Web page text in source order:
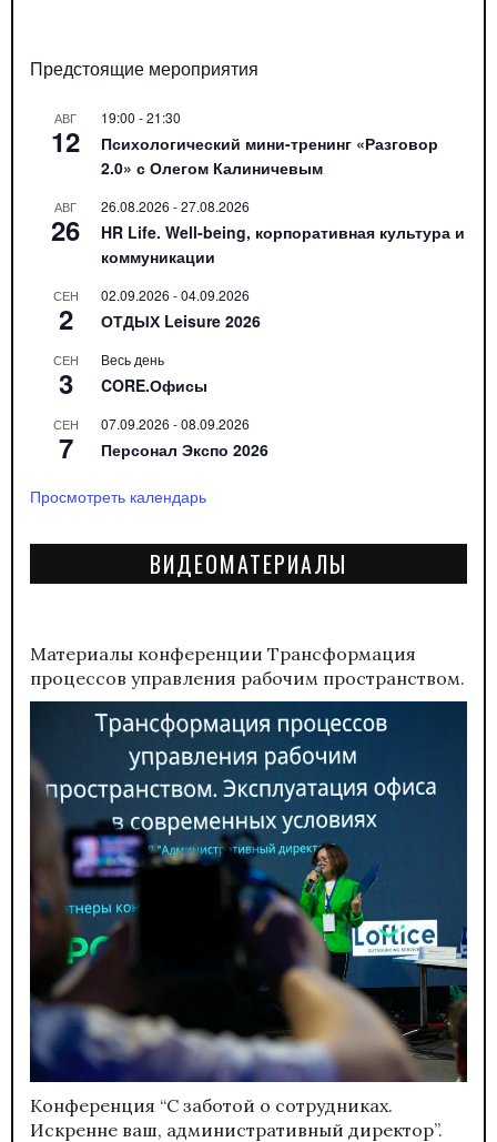
Предстоящие мероприятия
АВГ
12
19:00 -21:30
Психологический мини-тренинг «Разговор
2.0» с Олегом Калиничевым
АВГ
26
26.08.2026 -27.08.2026
HR Life. Well-being, корпоративная культура и
коммуникации
СЕН
2
02.09.2026 -04.09.2026
ОТДЫХ Leisure 2026
СЕН
3
Весь день
CORE.Офисы
СЕН
7
07.09.2026 -08.09.2026
Персонал Экспо 2026
Просмотреть календарь
ВИДЕОМАТЕРИАЛЫ
Материалы конференции Трансформация
процессов управления рабочим пространством.
Конференция “С заботой о сотрудниках.
Искренне ваш, административный директор”.